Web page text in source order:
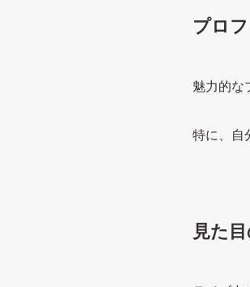
プロ
魅力的な
特に、自
見た